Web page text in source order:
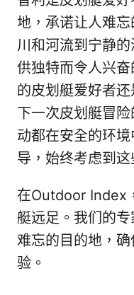
地，承诺让人难
川和河流到宁静
供独特而令人兴
的皮划艇爱好者
下一次皮划艇冒
动都在安全的环
导，始终考虑到
在Outdoor Index
艇远足。我们的
难忘的目的地，
验。